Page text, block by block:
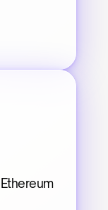
Ethereum